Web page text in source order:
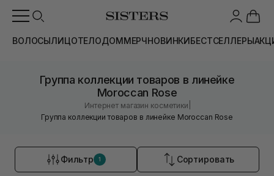
ВОЛОСЫЛИЦОТЕЛОДОММЕРЧНОВИНКИБЕСТСЕЛЛЕРЫ
Группа коллекции товаров в линейке
Moroccan Rose
Интернет магазин косметики
Группа коллекции товаров в линейке Moroccan Rose
Фильтр 1 Сортировать